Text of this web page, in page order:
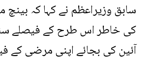
سابق وزیراعظم نے کہا کہ
کی خاطر اس طرح کے فیصلے
آئین کی بجائے اپنی مرضی کے